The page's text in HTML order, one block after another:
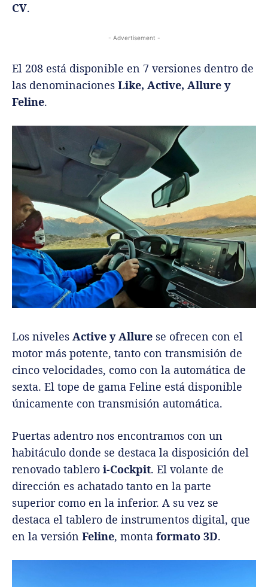
CV.
- Advertisement -
El 208 está disponible en 7 versiones dentro de
las denominaciones Like, Active, Allure y
Feline.
Los niveles Active y Allure se ofrecen con el
motor más potente, tanto con transmisión de
cinco velocidades, como con la automática de
sexta. El tope de gama Feline está disponible
únicamente con transmisión automática.
Puertas adentro nos encontramos con un
habitáculo donde se destaca la disposición del
renovado tablero i-Cockpit. El volante de
dirección es achatado tanto en la parte
superior como en la inferior. A su vez se
destaca el tablero de instrumentos digital, que
en la versión Feline, monta formato 3D.